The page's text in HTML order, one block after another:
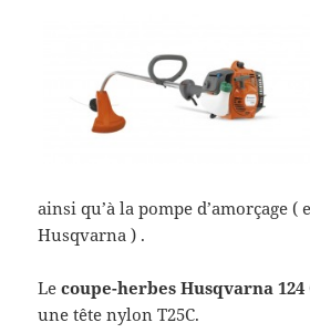
ainsi qu’à la pompe d’amorçage
Husqvarna ) .
Lecoupe-herbes Husqvarna 124
une tête nylon T25C.